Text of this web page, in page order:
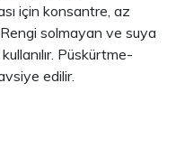
için konsantre, az
solmayan ve suya
Püskürtme-
edilir.